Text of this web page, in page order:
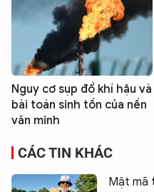
Nguy cơ sụp đổ khí hậu và
bài toán sinh tồn của nền
văn minh
CÁC TIN KHÁC
Mật mã